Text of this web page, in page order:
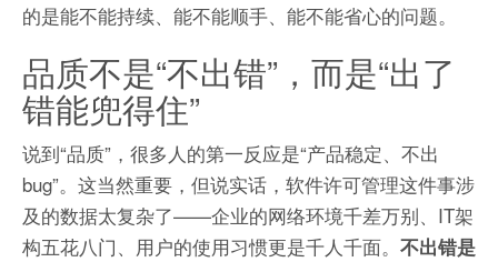
的是能不能持续、能不能顺手、能不能省心的问题。
品质不是“不出错”，而是“出了
错能兜得住”
说到“品质”，很多人的第一反应是“产品稳定、不出
bug”。这当然重要，但说实话，软件许可管理这件事涉
及的数据太复杂了——企业的网络环境千差万别、IT架
构五花八门、用户的使用习惯更是千人千面。 不出错是